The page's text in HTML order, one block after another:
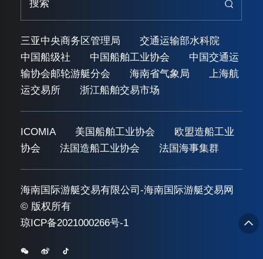
三亚中央商务区管理局
交通运输部水科院
中国船级社
中国船舶工业协会
中国交通运
输协会邮轮游艇分会
海南省气象局
上海航
运交易所
浙江船舶交易市场
ICOMIA 美国船舶工业协会
欧盟造船工业
协会
法国造船工业协会 法国海事集群
海南国际游艇交易有限公司-海南国际游艇交易网
© 版权所有
琼ICP备2021000266号-1